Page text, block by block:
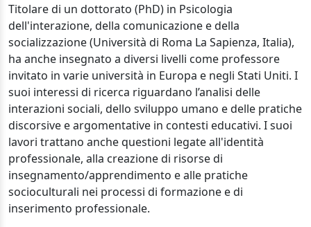
Titolare di un dottorato (PhD) in Psicologia
dell'interazione, della comunicazione e della
socializzazione (Università di Roma La Sapienza, Italia),
ha anche insegnato a diversi livelli come professore
invitato in varie università in Europa e negli Stati Uniti. I
suoi interessi di ricerca riguardano l’analisi delle
interazioni sociali, dello sviluppo umano e delle pratiche
discorsive e argomentative in contesti educativi. I suoi
lavori trattano anche questioni legate all'identità
professionale, alla creazione di risorse di
insegnamento/apprendimento e alle pratiche
socioculturali nei processi di formazione e di
inserimento professionale.